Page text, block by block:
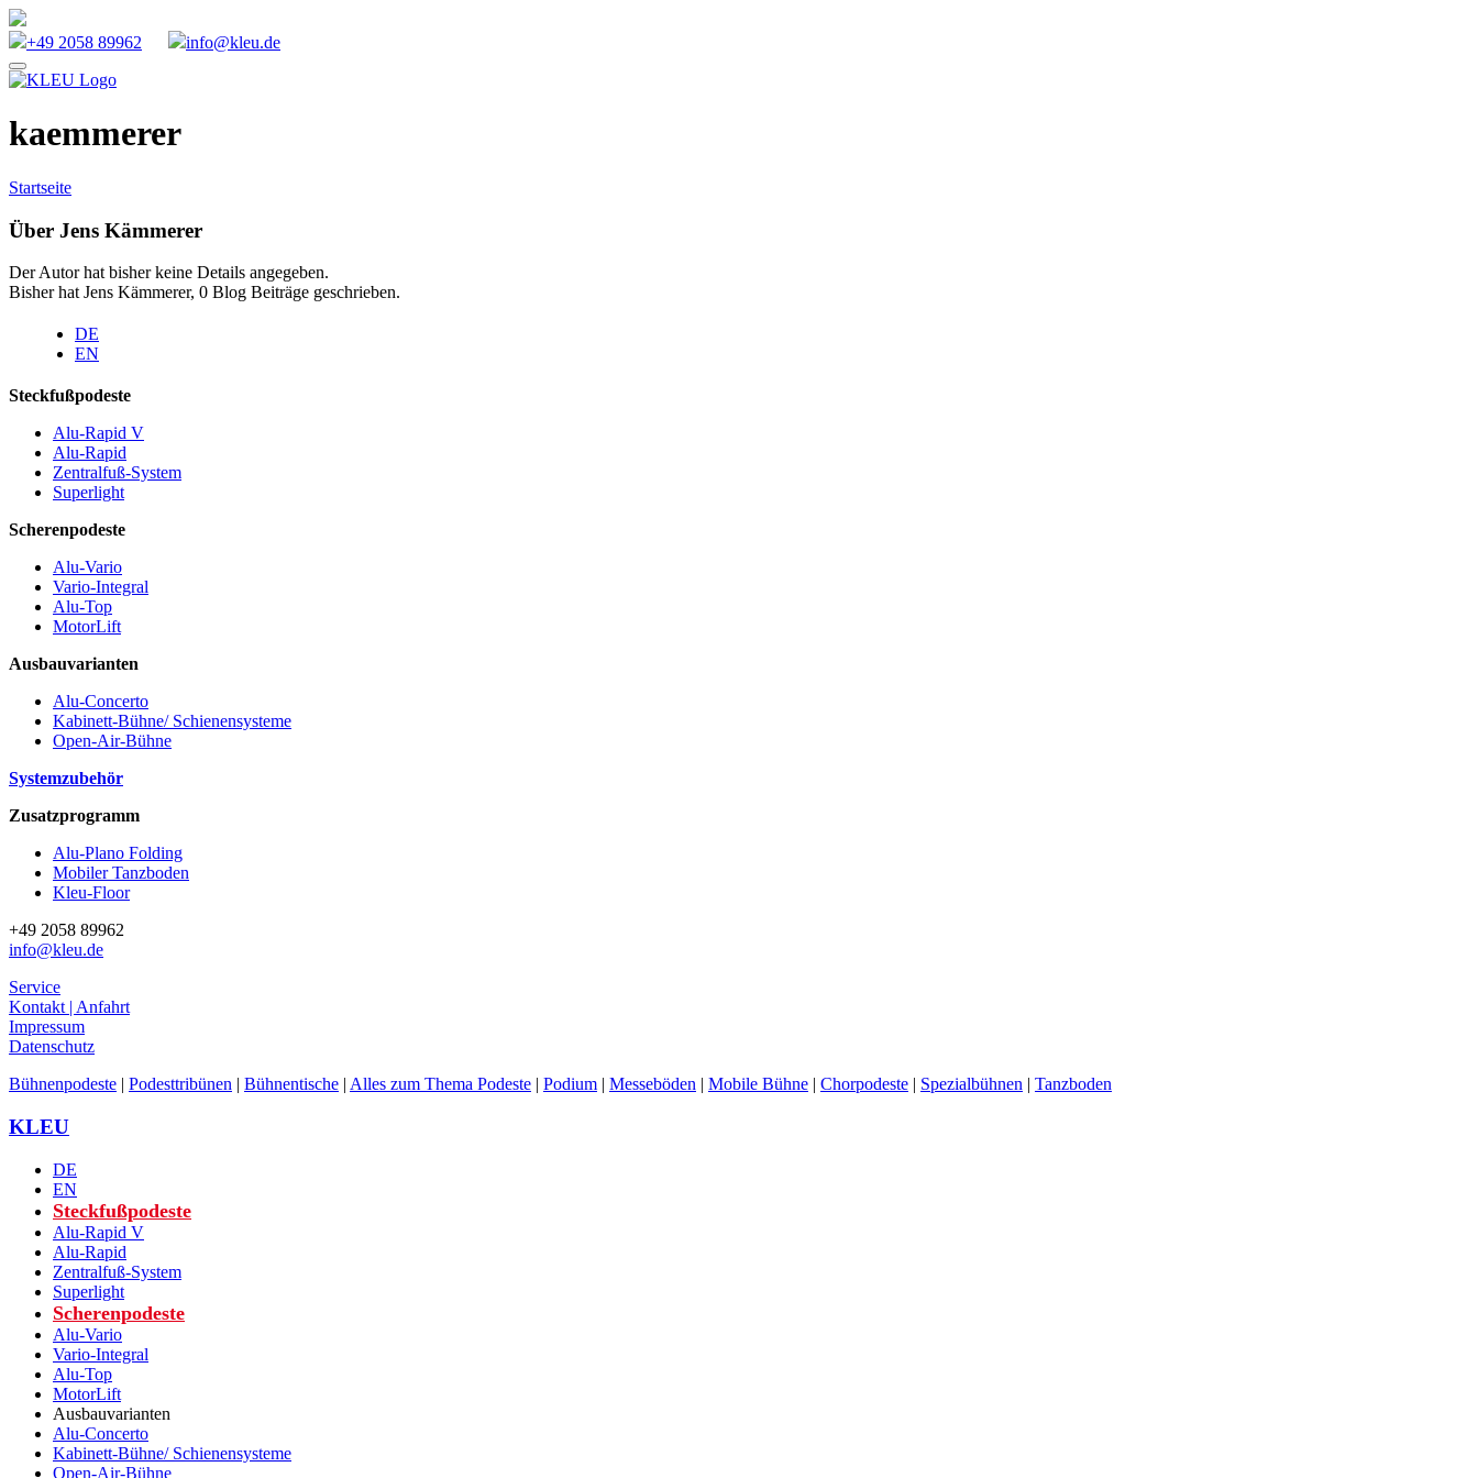
+49 2058 89962
info@kleu.de
Zum
springen
kaemmerer
Startseite
Über Jens Kämmerer
Der Autor hat bisher keine Details angegeben.
Bisher hat Jens Kämmerer, 0 Blog Beiträge geschrieben.
DE
EN
Steckfußpodeste
Alu-Rapid V
Alu-Rapid
Zentralfuß-System
Superlight
Scherenpodeste
Alu-Vario
Vario-Integral
Alu-Top
MotorLift
Ausbauvarianten
Alu-Concerto
Kabinett-Bühne/ Schienensysteme
Open-Air-Bühne
Systemzubehör
Zusatzprogramm
Alu-Plano Folding
Mobiler Tanzboden
Kleu-Floor
+49 2058 89962
info@kleu.de
Service
Kontakt | Anfahrt
Impressum
Datenschutz
Bühnenpodeste | Podesttribünen | Bühnentische | Alles zum Thema Podeste | Podium | Messeböden | Mobile Bühne | Chorpodeste | Spezialbühnen | Tanzboden
KLEU
DE
EN
Steckfußpodeste
Alu-Rapid V
Alu-Rapid
Zentralfuß-System
Superlight
Scherenpodeste
Alu-Vario
Vario-Integral
Alu-Top
MotorLift
Ausbauvarianten
Alu-Concerto
Kabinett-Bühne/ Schienensysteme
Open-Air-Bühne